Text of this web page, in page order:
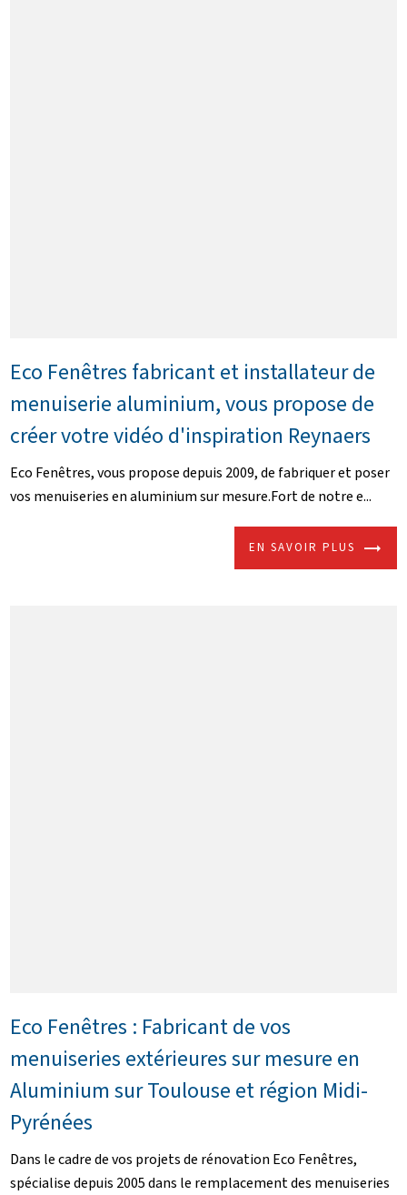
Eco Fenêtres fabricant et installateur de
menuiserie aluminium, vous propose de
créer votre vidéo d'inspiration Reynaers
Eco Fenêtres, vous propose depuis 2009, de fabriquer et poser
vos menuiseries en aluminium sur mesure.Fort de notre e...
EN SAVOIR PLUS
Eco Fenêtres : Fabricant de vos
menuiseries extérieures sur mesure en
Aluminium sur Toulouse et région Midi-
Pyrénées
Dans le cadre de vos projets de rénovation Eco Fenêtres,
spécialise depuis 2005 dans le remplacement des menuiseries